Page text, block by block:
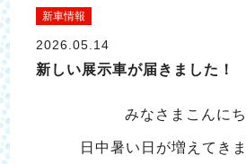
新車情報
2026.05.14
新しい展示車が届きました！
みなさまこんにち
日中暑い日が増えてき